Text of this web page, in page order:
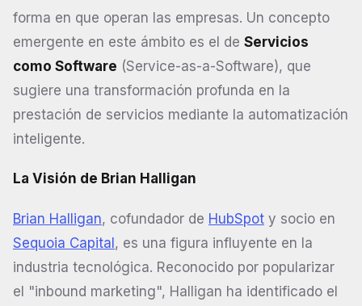
forma en que operan las empresas. Un concepto
emergente en este ámbito es el de Servicios
como Software (Service-as-a-Software), que
sugiere una transformación profunda en la
prestación de servicios mediante la automatización
inteligente.
La Visión de Brian Halligan
Brian Halligan, cofundador de HubSpot y socio en
Sequoia Capital, es una figura influyente en la
industria tecnológica. Reconocido por popularizar
el "inbound marketing", Halligan ha identificado el